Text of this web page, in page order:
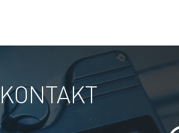
KONTAKT